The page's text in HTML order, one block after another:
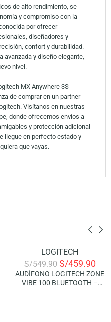
de alto rendimiento, se
y compromiso con la
por ofrecer
diseñadores y
confort y durabilidad.
avanzada y diseño elegante,
nivel.
MX Anywhere 3S
de comprar en un partner
Visítanos en nuestras
donde ofrecemos envíos a
y protección adicional
llegue en perfecto estado y
que vayas.
LOGITECH
S/549.90 S/459.90
AUDÍFONO LOGITECH ZONE
VIBE 100 BLUETOOTH –